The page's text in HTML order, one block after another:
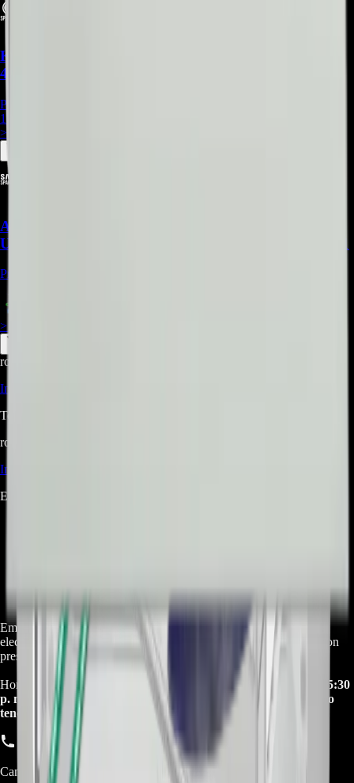
Kit De Barras Led Compatible Con Televisor
47LA660T - BA036
Precio Regular:
198.000
> ver_
Acrilico LGP compatible con Samsung
UN43RU7100KXZL, UN43NU7100KXZL - REP-471
Precio Regular:
> ver_
root@ops:~#
Iniciá sesión
Todavía no hay preguntas respondidas. Hacé la primera.
root@ops:~#
Iniciá sesión
Este producto aún no tiene reseñas. Sé el primero en opinar.
Empresa especializada en electrodomésticos, repuestos de
electrodomésticos, motos electricas y repuestos para las mismas, con
presencia en toda Colombia.
Horario de atención Call Center:
lunes a viernes de 8:30 a. m. a 5:30
p. m. sabados de 9:00 a. m. a 1:00 p. m. Domingos y festivos no
tenemos atencion online.
Canal de Ventas!!